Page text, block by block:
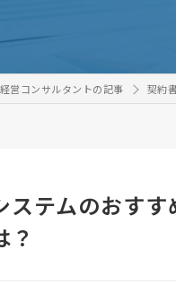
経営コンサルタントの記事 契約
ステムのおす
？